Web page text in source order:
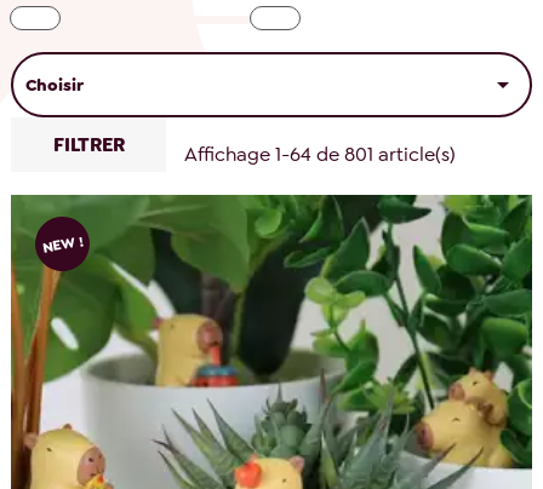
Choisir 
FILTRER Affichage 1-64 de 801 article(s)
NEW !